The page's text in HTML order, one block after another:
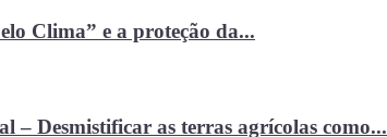
Clima” e a proteção da...
– Desmistificar as terras agrícolas como...